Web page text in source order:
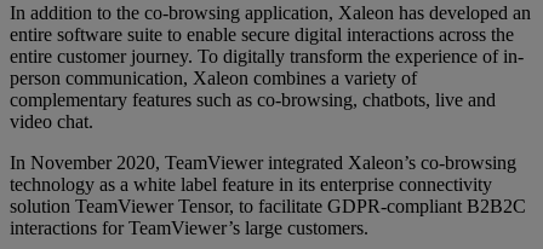
In addition to the co-browsing application, Xaleon has developed an
entire software suite to enable secure digital interactions across the
entire customer journey. To digitally transform the experience of in-
person communication, Xaleon combines a variety of
complementary features such as co-browsing, chatbots, live and
video chat.
In November 2020, TeamViewer integrated Xaleon’s co-browsing
technology as a white label feature in its enterprise connectivity
solution TeamViewer Tensor, to facilitate GDPR-compliant B2B2C
interactions for TeamViewer’s large customers.